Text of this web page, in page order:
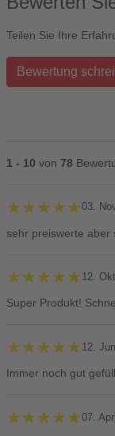
Teilen Sie Ihre
Bewertung
1 - 10 von 78
★★★★★
★★★★★03.
sehr preiswerte aber
★★★★★
★★★★★ 12.
Super Produkt!
★★★★★
★★★★★ 12.
Immer noch gut
★★★★★
★★★★★07.